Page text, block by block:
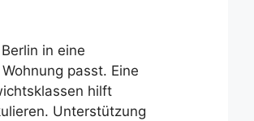
in eine
passt. Eine
hilft
Unterstützung